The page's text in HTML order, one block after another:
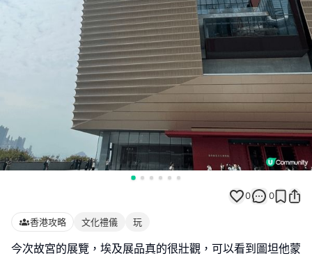
0 0
香港攻略 文化禮儀 玩
今次故宮的展覽，埃及展品真的很壯觀，可以看到圖坦他蒙